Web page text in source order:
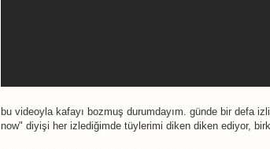
bu videoyla kafayı bozmuş durumdayım. günde bir defa
now" diyişi her izlediğimde tüylerimi diken diken ediyor,